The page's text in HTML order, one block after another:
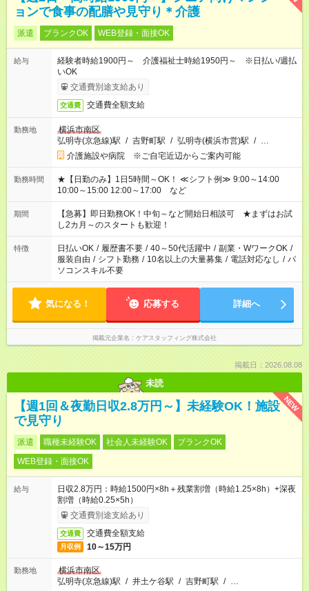
ョンで食事の配膳や見守り＊介護
派遣 ブランクOK WEB登録・面接OK
給与
経験者時給1900円～ 介護福祉士時給1950円～ ※日払い/週払
いOK
交通費別途支給あり
交通費 交通費全額支給
勤務地
横浜市南区
弘明寺(京急線)駅 / 吉野町駅 / 弘明寺(横浜市営)駅 / …
介護施設や病院 ※ご自宅近辺からご案内可能
勤務時間
★【日勤のみ】1日5時間～OK！ ≪シフト例≫ 9:00～14:00
10:00～15:00 12:00～17:00 など
期間
【急募】即日勤務OK！中旬～など開始日相談可 ★まずはお試
し2カ月～のスタートも歓迎！
特徴 日払いOK / 履歴書不要 / 40～50代活躍中 / 副業・WワークOK /
服装自由 / シフト勤務 / 10名以上の大量募集 / 電話対応なし / パ
ソコンスキル不要
気になる！ 応募する 詳細へ
掲載元企業名 ケアスタッフィング株式会社
掲載日：2026.08.08
未読
NEW
【週1回＆夜勤日収2.8万円～】未経験OK！施設
で見守り
派遣 職種未経験OK 社会人未経験OK
ブランクOK
WEB登録・面接OK
給与
日収2.8万円：時給1500円×8h＋残業割増（時給1.25×8h）+深夜
割増（時給0.25×5h）
交通費別途支給あり
交通費 交通費全額支給
月収例 10～15万円
勤務地
横浜市南区
弘明寺(京急線)駅 / 井土ケ谷駅 / 吉野町駅 / …